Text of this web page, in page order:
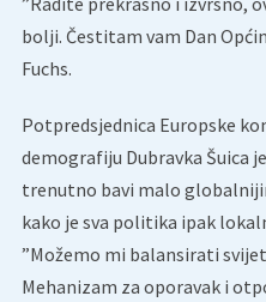
bolji. Čestitam vam Dan
Fuchs.
Potpredsjednica Europske
demografiju Dubravka Šuica
trenutno bavi malo
kako je sva politika ipak
”Možemo mi balansirati
Mehanizam za oporavak i